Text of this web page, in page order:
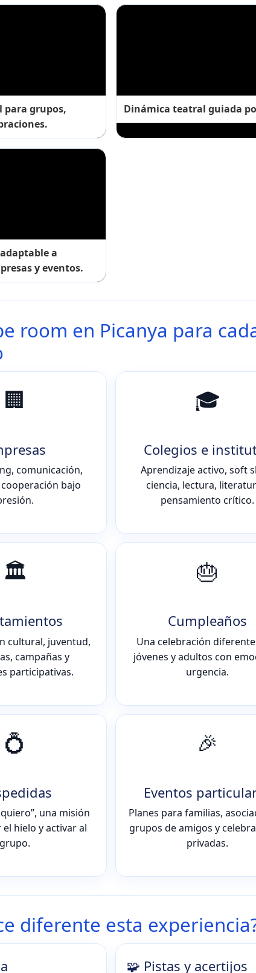
para grupos,
Dinámica teatral guiada
a
y eventos.
room en Picanya para
🏢
comunicación,
bajo
🎓
Colegios e
Aprendizaje activo, soft
ciencia, lectura,
pensamiento crítico.
🏛️
cultural, juventud,
campañas y
participativas.
🎂
Cumpleaños
Una celebración
jóvenes y adultos con
urgencia.
💍
una misión
hielo y activar al
grupo.
🎉
Eventos
Planes para familias,
grupos de amigos y
privadas.
diferente esta
🧩 Pistas y acertijos